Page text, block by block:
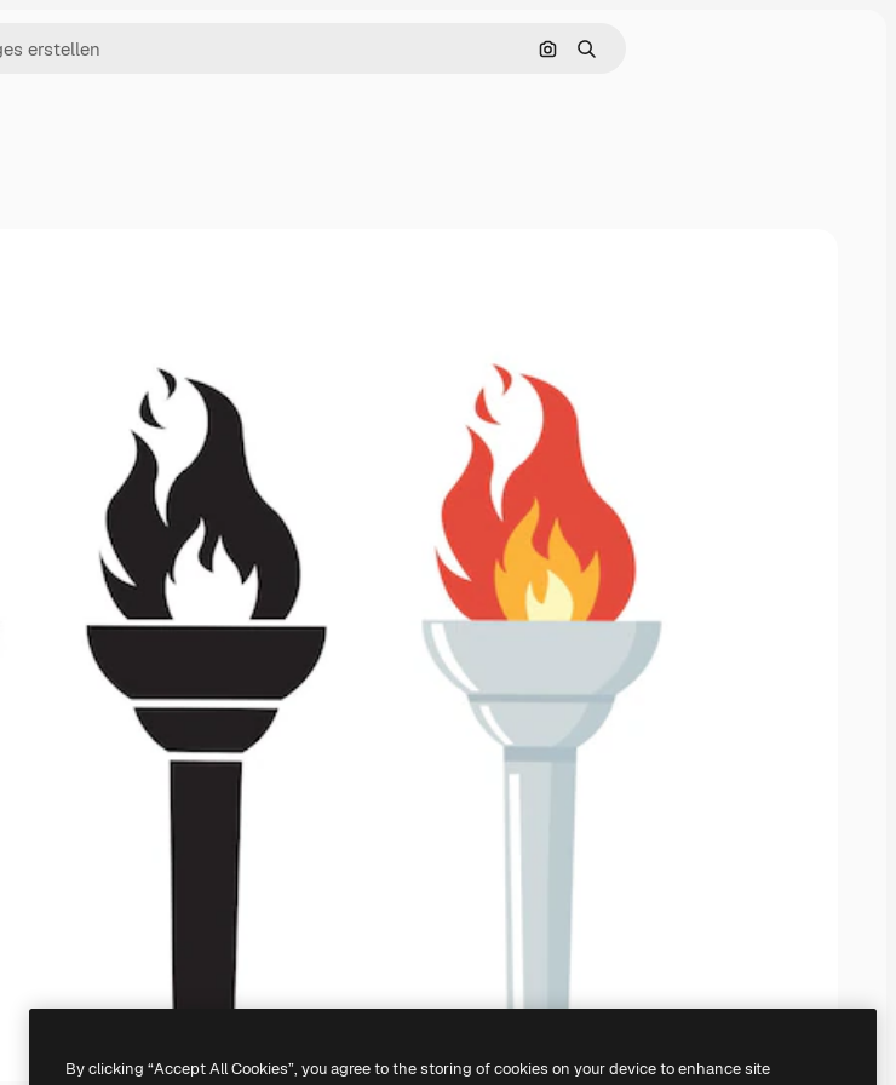
Nach Bild suchen
Suchen
By clicking “Accept All Cookies”, you agree to the storing of cookies on your device to enhance site